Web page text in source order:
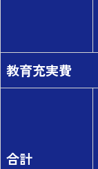
教育充実費
合計